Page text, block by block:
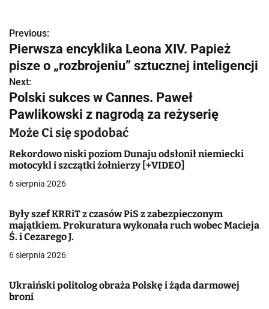
N
a
w
i
g
a
c
a
w
i
Previous:
Pierwsza encyklika Leona XIV. Papież
pisze o „rozbrojeniu” sztucznej inteligencji
Next:
Polski sukces w Cannes. Paweł
Pawlikowski z nagrodą za reżyserię
Może Ci się spodobać
Rekordowo niski poziom Dunaju odsłonił niemiecki
motocykl i szczątki żołnierzy [+VIDEO]
6 sierpnia 2026
Były szef KRRiT z czasów PiS z zabezpieczonym
majątkiem. Prokuratura wykonała ruch wobec Macieja
Ś. i Cezarego J.
6 sierpnia 2026
Ukraiński politolog obraża Polskę i żąda darmowej
broni